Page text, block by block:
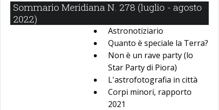
Sommario Meridiana N. 278 (luglio - agosto
2022)
Astronotiziario
Quanto è speciale la Terra?
Non è un rave party (lo
Star Party di Piora)
L'astrofotografia in città
Corpi minori, rapporto
2021